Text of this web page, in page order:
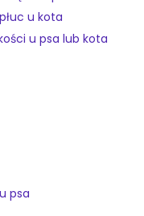
u kota
u psa lub kota
psa